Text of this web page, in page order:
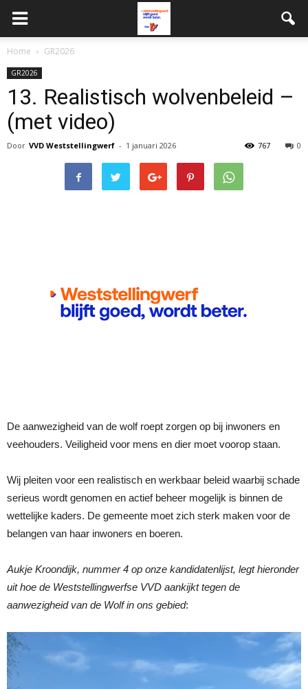
Home GR2026
GR2026
13.⁠ ⁠Realistisch wolvenbeleid –
(met video)
Door VVD Weststellingwerf - 1 januari 2026 0
767
De aanwezigheid van de wolf roept zorgen op bij inwoners en
veehouders. Veiligheid voor mens en dier moet voorop staan.
Wij pleiten voor een realistisch en werkbaar beleid waarbij schade
serieus wordt genomen en actief beheer mogelijk is binnen de
wettelijke kaders. De gemeente moet zich sterk maken voor de
belangen van haar inwoners en boeren.
Aukje Kroondijk, nummer 4 op onze kandidatenlijst, legt hieronder
uit hoe de Weststellingwerfse VVD aankijkt tegen de
aanwezigheid van de Wolf in ons gebied: